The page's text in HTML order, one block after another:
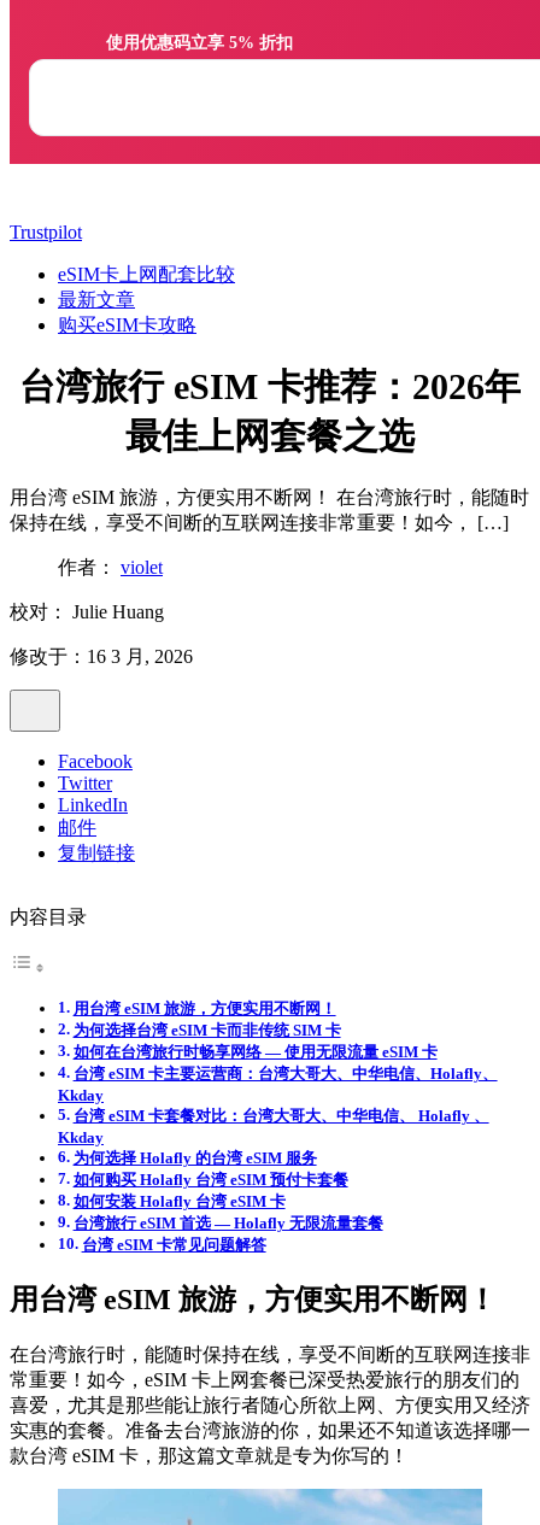
Trustpilot
eSIM卡上网配套比较
最新文章
购买eSIM卡攻略
台湾旅行 eSIM 卡推荐：2026年
最佳上网套餐之选
用台湾 eSIM 旅游，方便实用不断网！ 在台湾旅行时，能随时
保持在线，享受不间断的互联网连接非常重要！如今， […]
作者： violet
校对： Julie Huang
修改于：16 3 月, 2026
Facebook
Twitter
LinkedIn
邮件
复制链接
内容目录
用台湾 eSIM 旅游，方便实用不断网！
为何选择台湾 eSIM 卡而非传统 SIM 卡
如何在台湾旅行时畅享网络 — 使用无限流量 eSIM 卡
台湾 eSIM 卡主要运营商：台湾大哥大、中华电信、Holafly、
Kkday
台湾 eSIM 卡套餐对比：台湾大哥大、中华电信、 Holafly 、
Kkday
为何选择 Holafly 的台湾 eSIM 服务
如何购买 Holafly 台湾 eSIM 预付卡套餐
如何安装 Holafly 台湾 eSIM 卡
台湾旅行 eSIM 首选 — Holafly 无限流量套餐
台湾 eSIM 卡常见问题解答
用台湾 eSIM 旅游，方便实用不断网！
在台湾旅行时，能随时保持在线，享受不间断的互联网连接非
常重要！如今，eSIM 卡上网套餐已深受热爱旅行的朋友们的
喜爱，尤其是那些能让旅行者随心所欲上网、方便实用又经济
实惠的套餐。准备去台湾旅游的你，如果还不知道该选择哪一
款台湾 eSIM 卡，那这篇文章就是专为你写的！